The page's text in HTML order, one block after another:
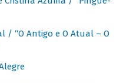
/ “O Antigo e O Atual – O